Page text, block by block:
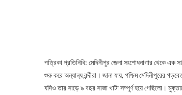
পত্রিকা প্রতিনিধি: মেদিনীপুর জেলা সংশোধনাগার থেকে এক
শুরু করে অন্যান্য বন্দীরা। জানা যায়, পশ্চিম মেদিনীপুরের
যদিও তার সাড়ে ৯ বছর সাজা খাটা সম্পূর্ণ হয়ে গেছিলো।